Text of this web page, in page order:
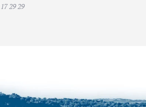
29 29